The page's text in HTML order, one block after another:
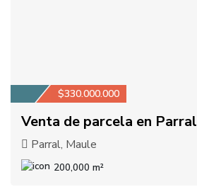
$330.000.000
Venta de parcela en Parral
Parral, Maule
200,000 m²